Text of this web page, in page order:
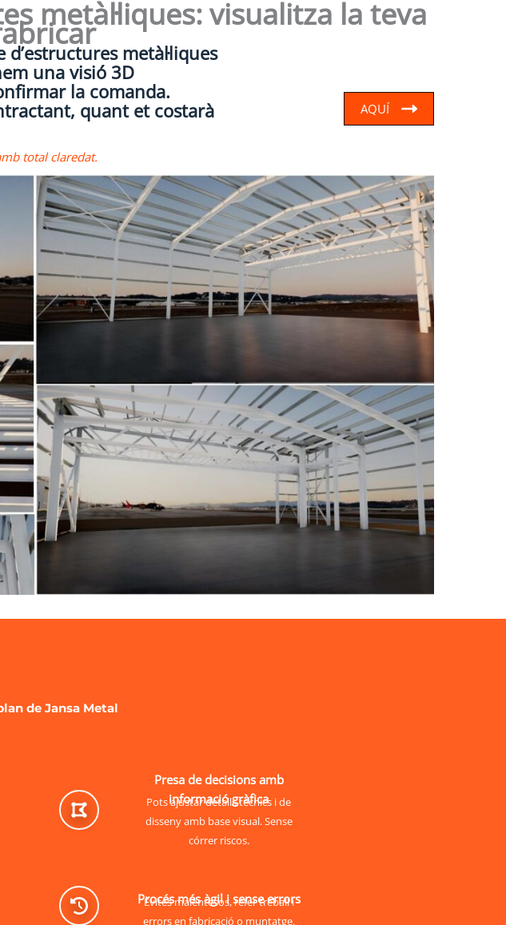
metàl·liques: visualitza la teva
metàl·liques
una visió 3D
la comanda.
quant et costarà
total claredat.
AQUÍ
de Jansa Metal
Presa de decisions amb
informació gràfica
Pots ajustar detalls tècnics i de
disseny amb base visual. Sense
córrer riscos.
Procés més àgil i sense errors
Evites malentesos, refer treball i
errors en fabricació o muntatge.